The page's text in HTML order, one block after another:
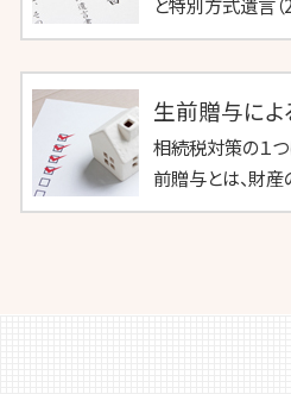
と特別方式遺言
生前贈与に
相続税対策の１つ
前贈与とは、財